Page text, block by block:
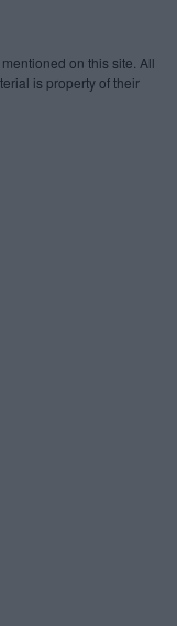
on this site. All
is property of their